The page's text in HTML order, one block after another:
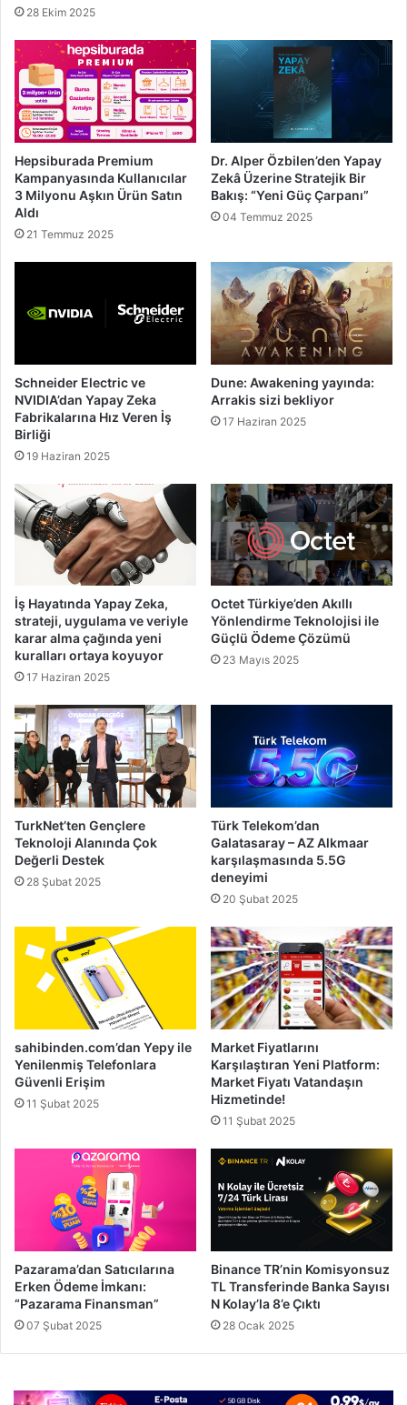
28 Ekim 2025
Hepsiburada Premium
Kampanyasında Kullanıcılar
3 Milyonu Aşkın Ürün Satın
Aldı
21 Temmuz 2025
Dr. Alper Özbilen’den Yapay
Zekâ Üzerine Stratejik Bir
Bakış: “Yeni Güç Çarpanı”
04 Temmuz 2025
Schneider Electric ve
NVIDIA’dan Yapay Zeka
Fabrikalarına Hız Veren İş
Birliği
19 Haziran 2025
Dune: Awakening yayında:
Arrakis sizi bekliyor
17 Haziran 2025
İş Hayatında Yapay Zeka,
strateji, uygulama ve veriyle
karar alma çağında yeni
kuralları ortaya koyuyor
17 Haziran 2025
Octet Türkiye’den Akıllı
Yönlendirme Teknolojisi ile
Güçlü Ödeme Çözümü
23 Mayıs 2025
TurkNet’ten Gençlere
Teknoloji Alanında Çok
Değerli Destek
28 Şubat 2025
Türk Telekom’dan
Galatasaray – AZ Alkmaar
karşılaşmasında 5.5G
deneyimi
20 Şubat 2025
sahibinden.com’dan Yepy ile
Yenilenmiş Telefonlara
Güvenli Erişim
11 Şubat 2025
Market Fiyatlarını
Karşılaştıran Yeni Platform:
Market Fiyatı Vatandaşın
Hizmetinde!
11 Şubat 2025
Pazarama’dan Satıcılarına
Erken Ödeme İmkanı:
“Pazarama Finansman”
07 Şubat 2025
Binance TR’nin Komisyonsuz
TL Transferinde Banka Sayısı
N Kolay’la 8’e Çıktı
28 Ocak 2025